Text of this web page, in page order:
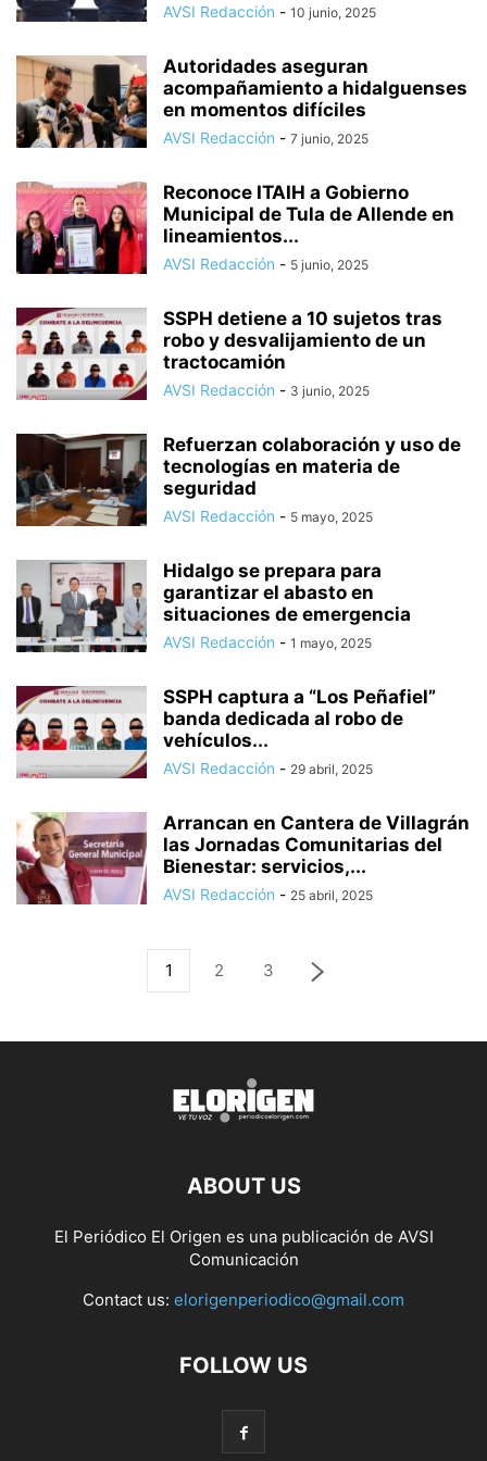
AVSI Redacción - 10 junio, 2025
Autoridades aseguran
acompañamiento a hidalguenses
en momentos difíciles
AVSI Redacción - 7 junio, 2025
Reconoce ITAIH a Gobierno
Municipal de Tula de Allende en
lineamientos...
AVSI Redacción - 5 junio, 2025
SSPH detiene a 10 sujetos tras
robo y desvalijamiento de un
tractocamión
AVSI Redacción - 3 junio, 2025
Refuerzan colaboración y uso de
tecnologías en materia de
seguridad
AVSI Redacción - 5 mayo, 2025
Hidalgo se prepara para
garantizar el abasto en
situaciones de emergencia
AVSI Redacción - 1 mayo, 2025
SSPH captura a “Los Peñafiel”
banda dedicada al robo de
vehículos...
AVSI Redacción - 29 abril, 2025
Arrancan en Cantera de Villagrán
las Jornadas Comunitarias del
Bienestar: servicios,...
AVSI Redacción - 25 abril, 2025
1 2 3
ABOUT US
El Periódico El Origen es una publicación de AVSI
Comunicación
Contact us: elorigenperiodico@gmail.com
FOLLOW US